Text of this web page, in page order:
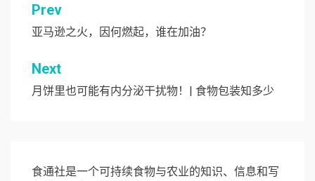
文
章
导
航
Prev
亚马逊之火，因何燃起，谁在加油？
Next
月饼里也可能有内分泌干扰物！| 食物包装知多少
食通社是一个可持续食物与农业的知识、信息和写